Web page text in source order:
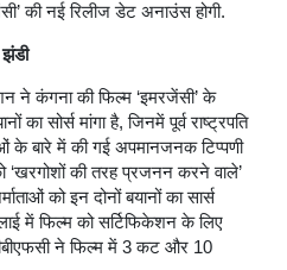
की नई रिलीज डेट अनाउंस होगी.
झंडी
ने कंगना की फिल्म ‘इमरजेंसी’ के
का सोर्स मांगा है, जिनमें पूर्व राष्ट्रपति
के बारे में की गई अपमानजनक टिप्पणी
‘खरगोशों की तरह प्रजनन करने वाले’
को इन दोनों बयानों का सार्स
में फिल्म को सर्टिफिकेशन के लिए
ने फिल्म में 3 कट और 10